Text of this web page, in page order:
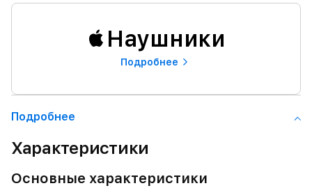
Наушники
Подробнее
Подробнее
Характеристики
Основные характеристики